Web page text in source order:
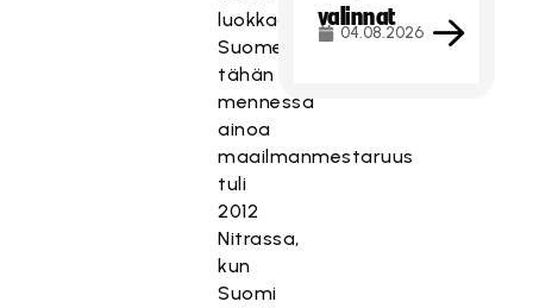
luokkaansa.
Suomen
tähän
mennessä
ainoa
maailmanmestaruus
tuli
2012
Nitrassa,
kun
Suomi
valinnat
04.08.2026